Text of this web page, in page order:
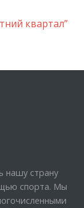
квартал”
нашу страну
спорта. Мы